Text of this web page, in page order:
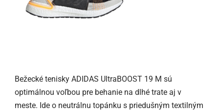
Bežecké tenisky ADIDAS UltraBOOST 19 M sú
optimálnou voľbou pre behanie na dlhé trate aj v
meste. Ide o neutrálnu topánku s priedušným textilným